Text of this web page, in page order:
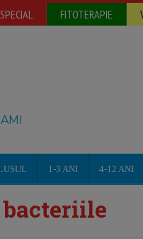
SPECIAL FITOTERAPIE
1-3 ANI 4-12 ANI